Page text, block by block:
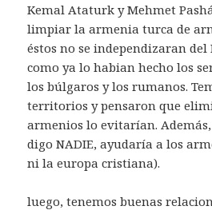
Kemal Ataturk y Mehmet
limpiar la armenia turca de
éstos no se independizaran
como ya lo habian hecho los
los búlgaros y los rumanos.
territorios y pensaron que
armenios lo evitarían.
digo NADIE, ayudaría a los
ni la europa cristiana).
luego, tenemos buenas